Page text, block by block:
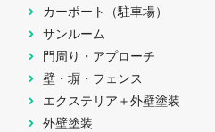
カーポート（駐車場）
サンルーム
門周り・アプローチ
壁・塀・フェンス
エクステリア＋外壁塗装
外壁塗装